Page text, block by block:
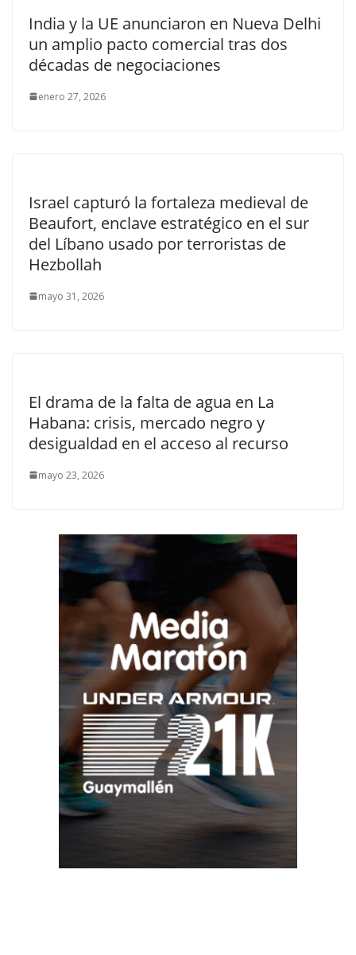
India y la UE anunciaron en Nueva Delhi
un amplio pacto comercial tras dos
décadas de negociaciones
enero 27, 2026
Israel capturó la fortaleza medieval de
Beaufort, enclave estratégico en el sur
del Líbano usado por terroristas de
Hezbollah
mayo 31, 2026
El drama de la falta de agua en La
Habana: crisis, mercado negro y
desigualdad en el acceso al recurso
mayo 23, 2026